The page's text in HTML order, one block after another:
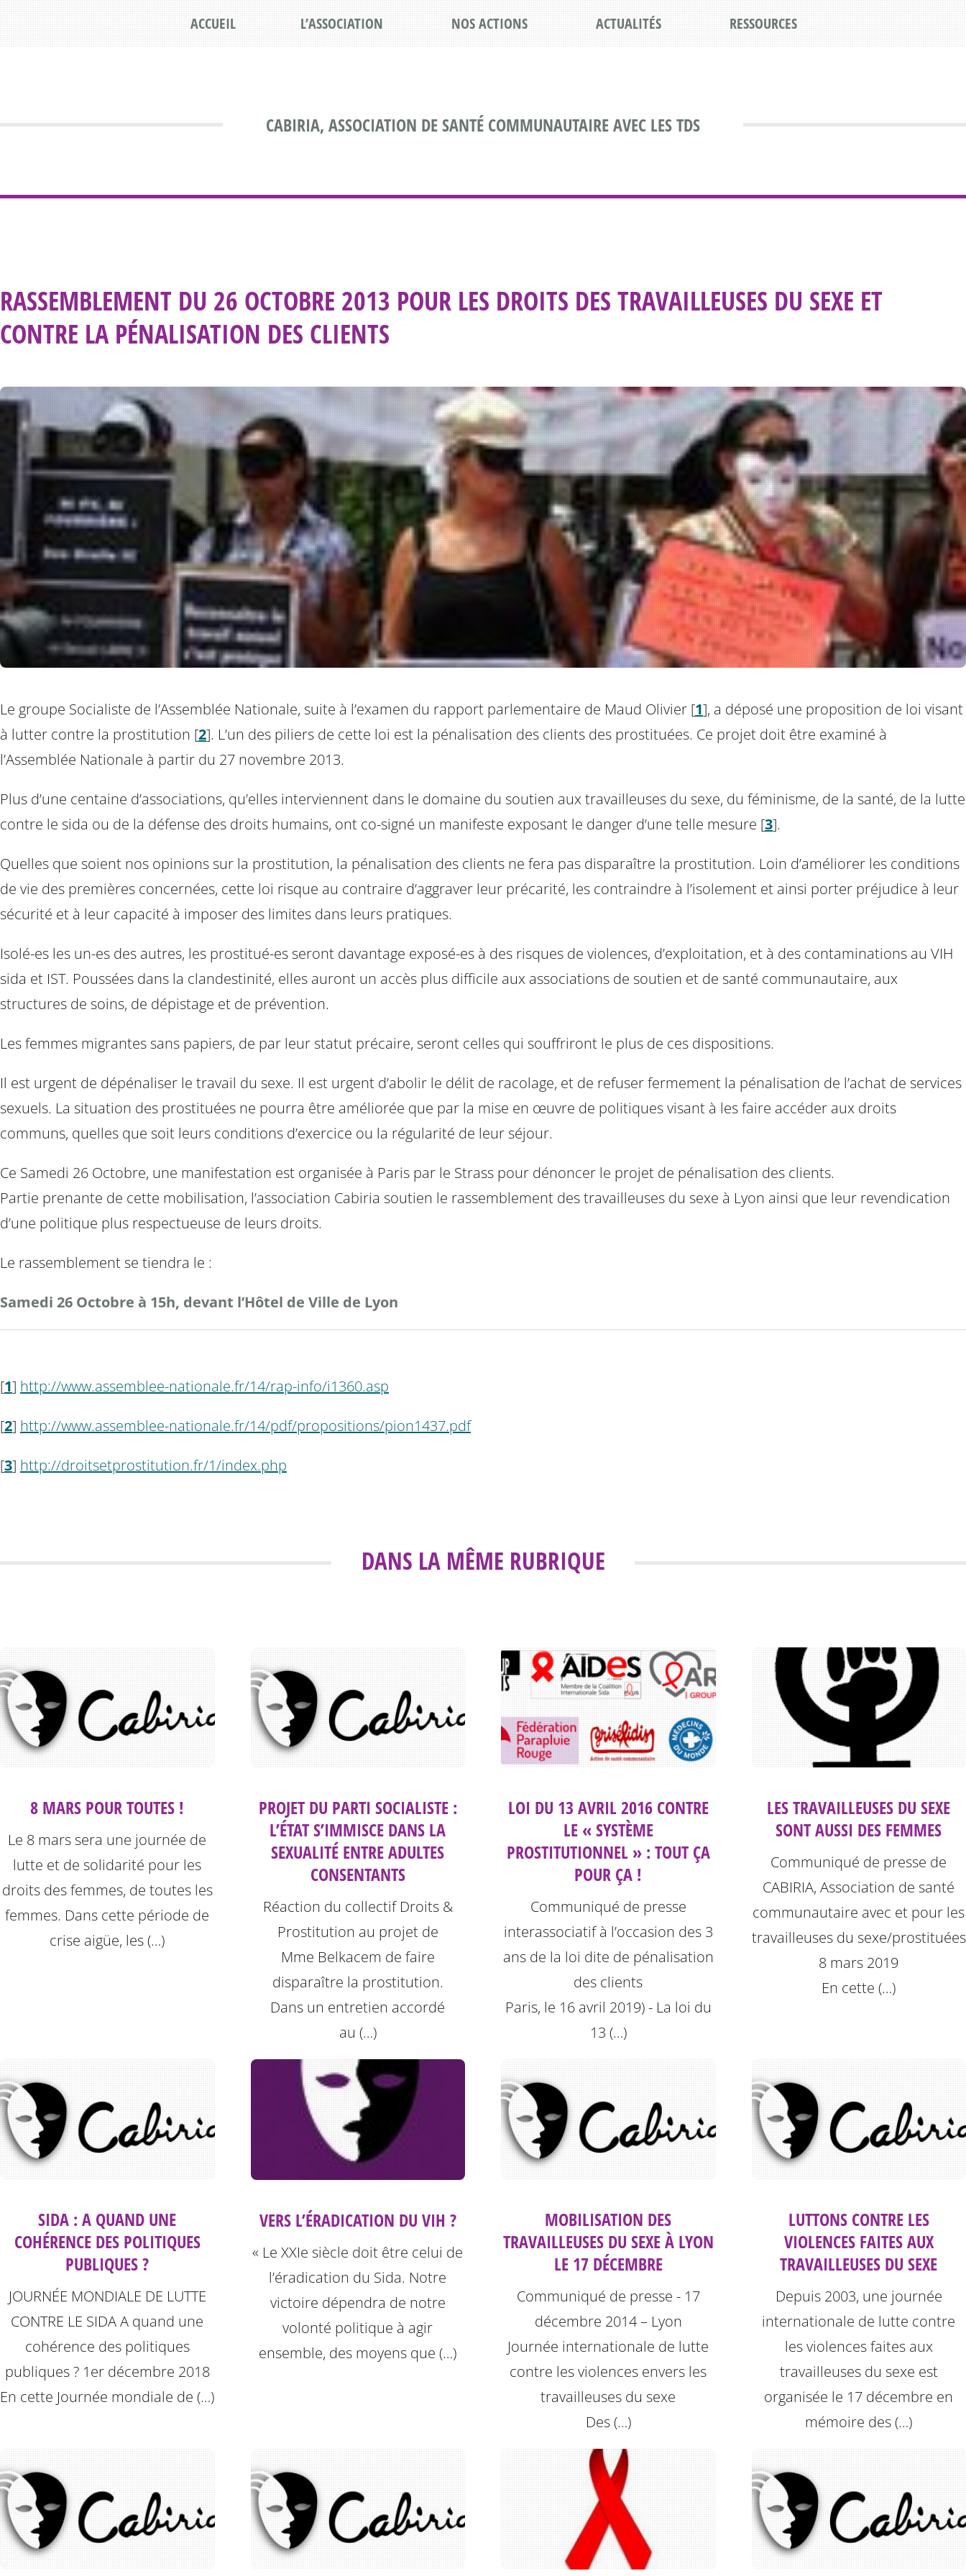
CABIRIA, ASSOCIATION DE SANTÉ COMMUNAUTAIRE AVEC LES TDS
ACCUEIL L’ASSOCIATION NOS ACTIONS ACTUALITÉS RESSOURCES
RASSEMBLEMENT DU 26 OCTOBRE 2013 POUR LES DROITS DES TRAVAILLEUSES DU SEXE ET
CONTRE LA PÉNALISATION DES CLIENTS
Le groupe Socialiste de l’Assemblée Nationale, suite à l’examen du rapport parlementaire de Maud Olivier [1], a déposé une proposition de loi visant
à lutter contre la prostitution [2]. L’un des piliers de cette loi est la pénalisation des clients des prostituées. Ce projet doit être examiné à
l’Assemblée Nationale à partir du 27 novembre 2013.
Plus d’une centaine d’associations, qu’elles interviennent dans le domaine du soutien aux travailleuses du sexe, du féminisme, de la santé, de la lutte
contre le sida ou de la défense des droits humains, ont co-signé un manifeste exposant le danger d’une telle mesure [3].
Quelles que soient nos opinions sur la prostitution, la pénalisation des clients ne fera pas disparaître la prostitution. Loin d’améliorer les conditions
de vie des premières concernées, cette loi risque au contraire d’aggraver leur précarité, les contraindre à l’isolement et ainsi porter préjudice à leur
sécurité et à leur capacité à imposer des limites dans leurs pratiques.
Isolé-es les un-es des autres, les prostitué-es seront davantage exposé-es à des risques de violences, d’exploitation, et à des contaminations au VIH
sida et IST. Poussées dans la clandestinité, elles auront un accès plus difficile aux associations de soutien et de santé communautaire, aux
structures de soins, de dépistage et de prévention.
Les femmes migrantes sans papiers, de par leur statut précaire, seront celles qui souffriront le plus de ces dispositions.
Il est urgent de dépénaliser le travail du sexe. Il est urgent d’abolir le délit de racolage, et de refuser fermement la pénalisation de l’achat de services
sexuels. La situation des prostituées ne pourra être améliorée que par la mise en œuvre de politiques visant à les faire accéder aux droits
communs, quelles que soit leurs conditions d’exercice ou la régularité de leur séjour.
Ce Samedi 26 Octobre, une manifestation est organisée à Paris par le Strass pour dénoncer le projet de pénalisation des clients.
Partie prenante de cette mobilisation, l’association Cabiria soutien le rassemblement des travailleuses du sexe à Lyon ainsi que leur revendication
d’une politique plus respectueuse de leurs droits.
Le rassemblement se tiendra le :
Samedi 26 Octobre à 15h, devant l’Hôtel de Ville de Lyon
[1] http://www.assemblee-nationale.fr/14/rap-info/i1360.asp
[2] http://www.assemblee-nationale.fr/14/pdf/propositions/pion1437.pdf
[3] http://droitsetprostitution.fr/1/index.php
DANS LA MÊME RUBRIQUE
8 MARS POUR TOUTES !
Le 8 mars sera une journée de
lutte et de solidarité pour les
droits des femmes, de toutes les
femmes. Dans cette période de
crise aigüe, les (…)
PROJET DU PARTI SOCIALISTE :
L’ÉTAT S’IMMISCE DANS LA
SEXUALITÉ ENTRE ADULTES
CONSENTANTS
Réaction du collectif Droits &
Prostitution au projet de
Mme Belkacem de faire
disparaître la prostitution.
Dans un entretien accordé
au (…)
LOI DU 13 AVRIL 2016 CONTRE
LE « SYSTÈME
PROSTITUTIONNEL » : TOUT ÇA
POUR ÇA !
Communiqué de presse
interassociatif à l’occasion des 3
ans de la loi dite de pénalisation
des clients
Paris, le 16 avril 2019) - La loi du
13 (…)
LES TRAVAILLEUSES DU SEXE
SONT AUSSI DES FEMMES
Communiqué de presse de
CABIRIA, Association de santé
communautaire avec et pour les
travailleuses du sexe/prostituées
8 mars 2019
En cette (…)
SIDA : A QUAND UNE
COHÉRENCE DES POLITIQUES
PUBLIQUES ?
JOURNÉE MONDIALE DE LUTTE
CONTRE LE SIDA A quand une
cohérence des politiques
publiques ? 1er décembre 2018
En cette Journée mondiale de (…)
VERS L’ÉRADICATION DU VIH ?
« Le XXIe siècle doit être celui de
l’éradication du Sida. Notre
victoire dépendra de notre
volonté politique à agir
ensemble, des moyens que (…)
MOBILISATION DES
TRAVAILLEUSES DU SEXE À LYON
LE 17 DÉCEMBRE
Communiqué de presse - 17
décembre 2014 – Lyon
Journée internationale de lutte
contre les violences envers les
travailleuses du sexe
Des (…)
LUTTONS CONTRE LES
VIOLENCES FAITES AUX
TRAVAILLEUSES DU SEXE
Depuis 2003, une journée
internationale de lutte contre
les violences faites aux
travailleuses du sexe est
organisée le 17 décembre en
mémoire des (…)